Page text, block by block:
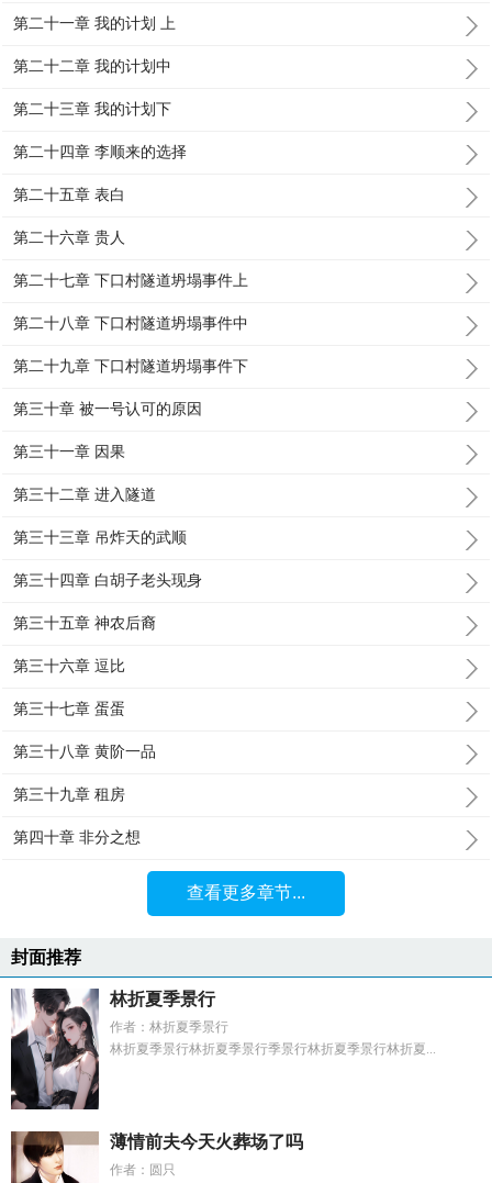
第二十一章 我的计划 上
第二十二章 我的计划中
第二十三章 我的计划下
第二十四章 李顺来的选择
第二十五章 表白
第二十六章 贵人
第二十七章 下口村隧道坍塌事件上
第二十八章 下口村隧道坍塌事件中
第二十九章 下口村隧道坍塌事件下
第三十章 被一号认可的原因
第三十一章 因果
第三十二章 进入隧道
第三十三章 吊炸天的武顺
第三十四章 白胡子老头现身
第三十五章 神农后裔
第三十六章 逗比
第三十七章 蛋蛋
第三十八章 黄阶一品
第三十九章 租房
第四十章 非分之想
查看更多章节...
封面推荐
林折夏季景行
作者：林折夏季景行
林折夏季景行林折夏季景行季景行林折夏季景行林折夏...
薄情前夫今天火葬场了吗
作者：圆只